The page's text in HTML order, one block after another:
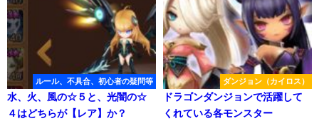
ルール、不具合、初心者の疑問等
水、火、風の☆５と、光闇の☆
４はどちらが【レア】か？
ダンジョン（カイロス）
ドラゴンダンジョンで活躍して
くれている各モンスター